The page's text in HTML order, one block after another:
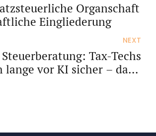
Organschaft
Eingliederung
NEXT
Tax-Techs
lange vor KI sicher – dank